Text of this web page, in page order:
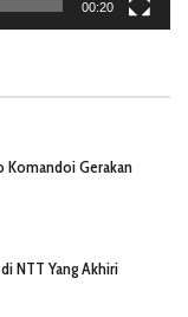
00:20
Komandoi Gerakan
NTT Yang Akhiri